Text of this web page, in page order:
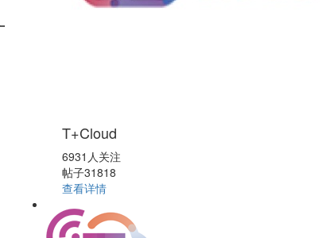
T+Cloud
6931人关注
帖子31818
查看详情